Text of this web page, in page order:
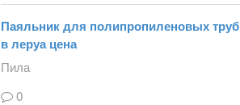
Паяльник для полипропиленовых труб
в леруа цена
Пила
0